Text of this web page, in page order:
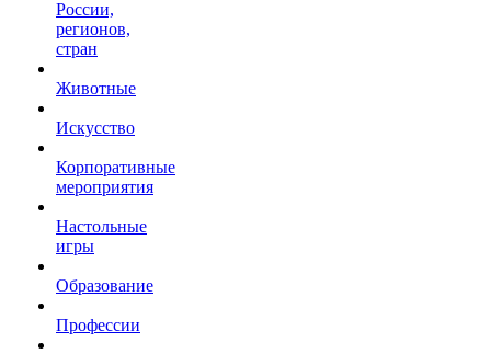
России,
регионов,
стран
Животные
Искусство
Корпоративные
мероприятия
Настольные
игры
Образование
Профессии